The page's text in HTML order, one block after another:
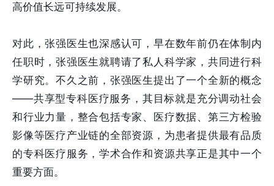
高价值长远可持续发展。
对此，张强医生也深感认可，早在数年前仍在体制内
任职时，张强医生就聘请了私人科学家，共同进行科
学研究。不久之前，张强医生提出了一个全新的概念
——共享型专科医疗服务，其目标就是充分调动社会
和行业力量，整合包括专家、医疗数据、第三方检验
影像等医疗产业链的全部资源，为患者提供最有品质
的专科医疗服务，学术合作和资源共享正是其中一个
重要方面。